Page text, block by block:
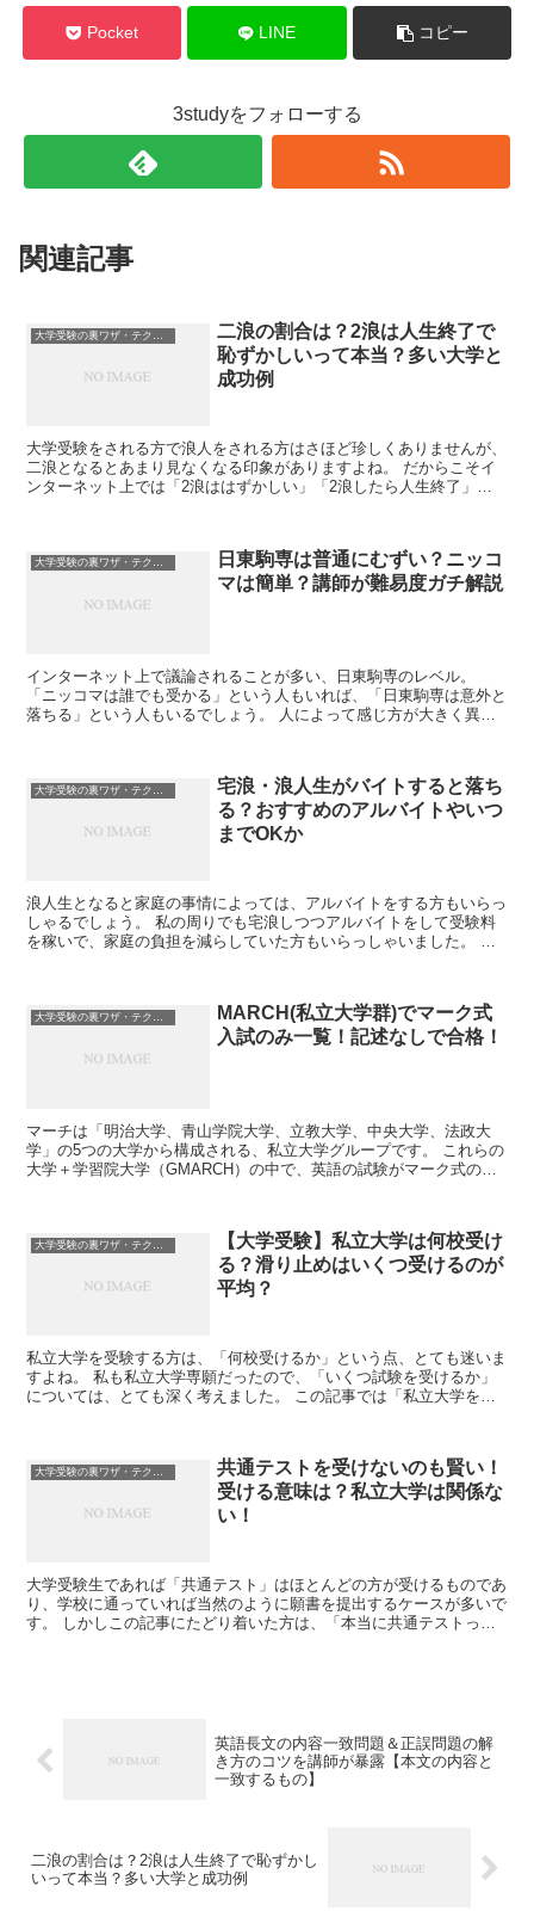
Pocket LINE コピー
3studyをフォローする
関連記事
二浪の割合は？2浪は人生終了で
恥ずかしいって本当？多い大学と
成功例
大学受験をされる方で浪人をされる方はさほど珍しくありませんが、
二浪となるとあまり見なくなる印象がありますよね。 だからこそイ
ンターネット上では「2浪ははずかしい」「2浪したら人生終了」な
大学受験の裏ワザ・テクニック
日東駒専は普通にむずい？ニッコ
マは簡単？講師が難易度ガチ解説
インターネット上で議論されることが多い、日東駒専のレベル。
「ニッコマは誰でも受かる」という人もいれば、「日東駒専は意外と
落ちる」という人もいるでしょう。 人によって感じ方が大きく異な
宅浪・浪人生がバイトすると落ち
る？おすすめのアルバイトやいつ
までOKか
浪人生となると家庭の事情によっては、アルバイトをする方もいらっ
しゃるでしょう。 私の周りでも宅浪しつつアルバイトをして受験料
を稼いで、家庭の負担を減らしていた方もいらっしゃいました。 こ
大学受験の裏ワザ・テクニック
MARCH(私立大学群)でマーク式
入試のみ一覧！記述なしで合格！
マーチは「明治大学、青山学院大学、立教大学、中央大学、法政大
学」の5つの大学から構成される、私立大学グループです。 これらの
大学＋学習院大学（GMARCH）の中で、英語の試験がマーク式のみ
【大学受験】私立大学は何校受け
る？滑り止めはいくつ受けるのが
平均？
私立大学を受験する方は、「何校受けるか」という点、とても迷いま
すよね。 私も私立大学専願だったので、「いくつ試験を受けるか」
については、とても深く考えました。 この記事では「私立大学を志
共通テストを受けないのも賢い！
受ける意味は？私立大学は関係な
い！
大学受験生であれば「共通テスト」はほとんどの方が受けるものであ
り、学校に通っていれば当然のように願書を提出するケースが多いで
す。 しかしこの記事にたどり着いた方は、「本当に共通テストって
英語長文の内容一致問題＆正誤問題の解
き方のコツを講師が暴露【本文の内容と
一致するもの】
二浪の割合は？2浪は人生終了で恥ずかし
いって本当？多い大学と成功例